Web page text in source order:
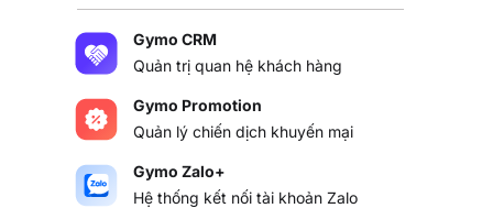
Gymo CRM
Quản trị quan hệ khách hàng
Gymo Promotion
Quản lý chiến dịch khuyến mại
Gymo Zalo+
Hệ thống kết nối tài khoản Zalo